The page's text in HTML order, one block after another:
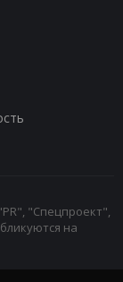
"Спецпроект",
на